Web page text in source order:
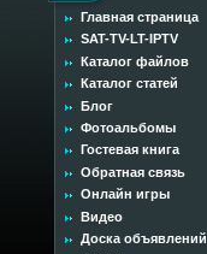
Главная страница
SAT-TV-LT-IPTV
Каталог файлов
Каталог статей
Блог
Фотоальбомы
Гостевая книга
Обратная связь
Онлайн игры
Видео
Доска объявлений